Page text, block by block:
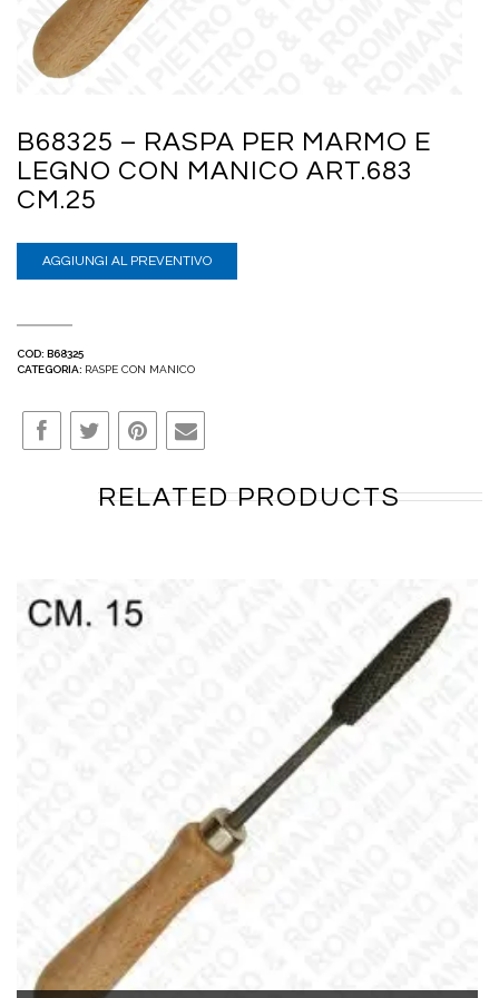
B68325 – RASPA PER MARMO E
LEGNO CON MANICO ART.683
CM.25
AGGIUNGI AL PREVENTIVO
COD: B68325
CATEGORIA: RASPE CON MANICO
RELATED PRODUCTS